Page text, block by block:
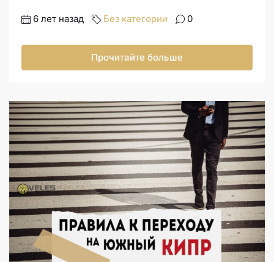
6 лет назад Без категории 0
Прочитайте больше